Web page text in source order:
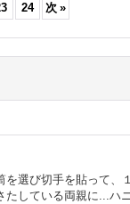
24 次 »
選び切手を貼って、
している両親に...ハ